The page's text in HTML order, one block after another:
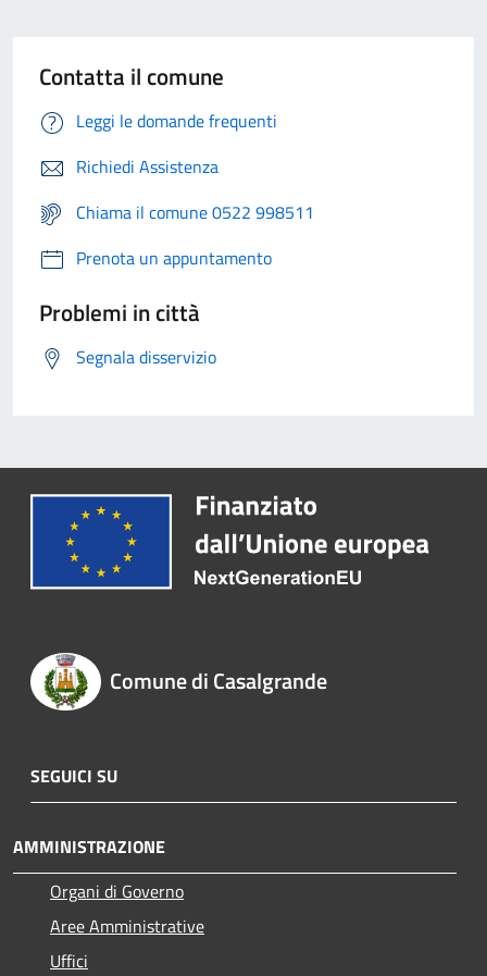
Contatta il comune
Leggi le domande frequenti
Richiedi Assistenza
Chiama il comune 0522 998511
Prenota un appuntamento
Problemi in città
Segnala disservizio
Comune di Casalgrande
SEGUICI SU
AMMINISTRAZIONE
Organi di Governo
Aree Amministrative
Uffici